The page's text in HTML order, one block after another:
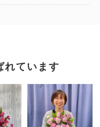
れています